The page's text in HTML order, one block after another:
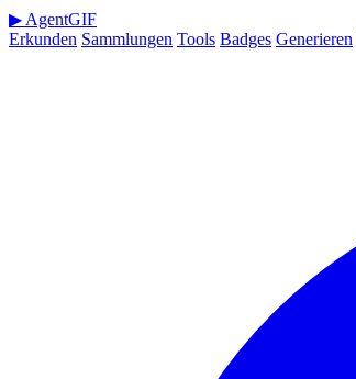
▶ AgentGIF
Erkunden Sammlungen Tools Badges Generieren